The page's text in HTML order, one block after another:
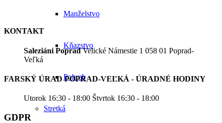
Manželstvo
Kňazstvo
Pohreb
Stretká
KONTAKT
Saleziáni PopradVelické Námestie 1 058 01 Poprad-
Veľká
FARSKÝ ÚRAD POPRAD-VEĽKÁ - ÚRADNÉ HODINY
Utorok 16:30 - 18:00 Štvrtok 16:30 - 18:00
GDPR